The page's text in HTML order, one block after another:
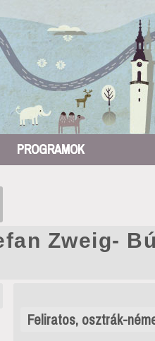
PROGRAMOK
Zweig-
Feliratos, osztrák-